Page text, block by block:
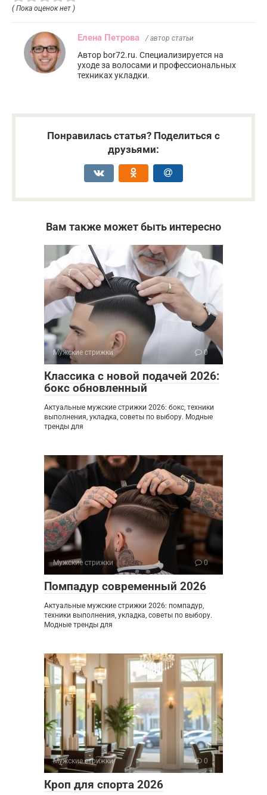
( Пока оценок нет )
Елена Петрова / автор статьи
Автор bor72.ru. Специализируется на
уходе за волосами и профессиональных
техниках укладки.
Понравилась статья? Поделиться с
друзьями:
Вам также может быть интересно
Мужские стрижки 0
Классика с новой подачей 2026:
бокс обновленный
Актуальные мужские стрижки 2026: бокс, техники
выполнения, укладка, советы по выбору. Модные
тренды для
Мужские стрижки 0
Помпадур современный 2026
Актуальные мужские стрижки 2026: помпадур,
техники выполнения, укладка, советы по выбору.
Модные тренды для
Мужские стрижки 0
Кроп для спорта 2026